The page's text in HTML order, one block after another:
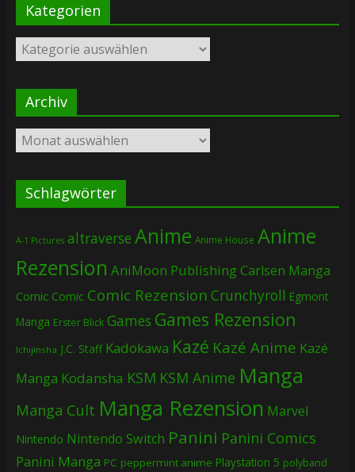
Kategorien
Kategorien
Archiv
Archiv
Schlagwörter
A-1 Pictures altraverse Anime Anime House Anime
Rezension AniMoon PublishingCarlsen Manga
Comic Comic Comic Rezension Crunchyroll Egmont
Manga Erster Blick Games Games Rezension
Ichijinsha J.C. Staff Kadokawa Kazé Kazé Anime Kazé
Manga Kodansha KSM KSM Anime Manga
Manga Cult Manga Rezension Marvel
Nintendo Nintendo Switch Panini Panini Comics
Panini Manga PC peppermint anime Playstation 5 polyband